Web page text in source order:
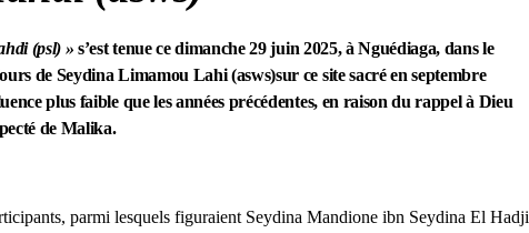
(psl) » s’est tenue ce dimanche 29 juin 2025, à Nguédiaga, dans le
de Seydina Limamou Lahi (asws)sur ce site sacré en septembre
plus faible que les années précédentes, en raison du rappel à Dieu
de Malika.
parmi lesquels figuraient Seydina Mandione ibn Seydina El Hadji